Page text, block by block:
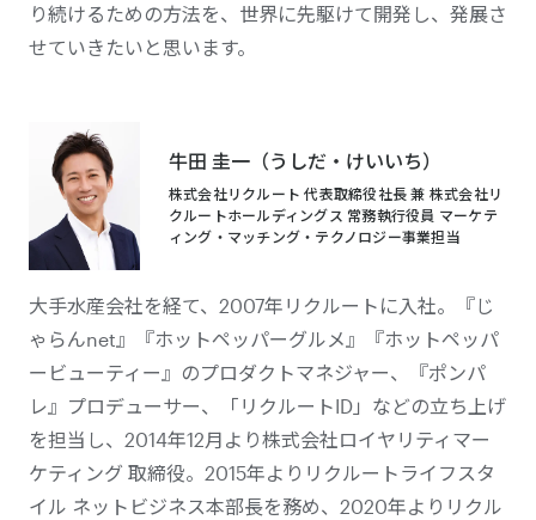
り続けるための方法を、世界に先駆けて開発し、発展さ
せていきたいと思います。
牛田 圭一（うしだ・けいいち）
株式会社リクルート 代表取締役社長 兼 株式会社リ
クルートホールディングス 常務執行役員 マーケテ
ィング・マッチング・テクノロジー事業担当
大手水産会社を経て、2007年リクルートに入社。『じ
ゃらんnet』『ホットペッパーグルメ』『ホットペッパ
ービューティー』のプロダクトマネジャー、『ポンパ
レ』プロデューサー、「リクルートID」などの立ち上げ
を担当し、2014年12月より株式会社ロイヤリティマー
ケティング 取締役。2015年よりリクルートライフスタ
イル ネットビジネス本部長を務め、2020年よりリクル